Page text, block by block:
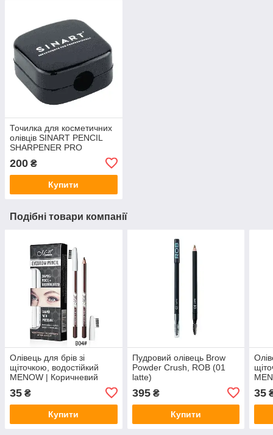
Точилка для косметичних
олівців SINART PENCIL
SHARPENER PRO
200 ₴
Купити
Подібні товари компанії
Олівець для брів зі
щіточкою, водостійкий
MENOW | Коричневий
35 ₴
Купити
Пудровий олівець Brow
Powder Crush, ROB (01
latte)
395₴
Купити
35